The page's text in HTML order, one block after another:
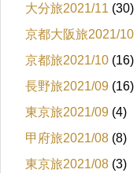
大分旅2021/11 (30)
京都大阪旅2021/10
京都旅2021/10 (16)
長野旅2021/09 (16)
東京旅2021/09 (4)
甲府旅2021/08 (8)
東京旅2021/08 (3)